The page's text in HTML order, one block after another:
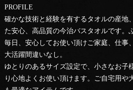
PROFILE
確かな技術と経験を有するタオルの産地
た安心、高品質の今治バスタオルです。
毎日、安心してお使い頂けご家庭、仕事
大活躍間違いなし。
ゆとりのあるサイズ設定で、小さなお子
り心地よくお使い頂けます。ご自宅用や